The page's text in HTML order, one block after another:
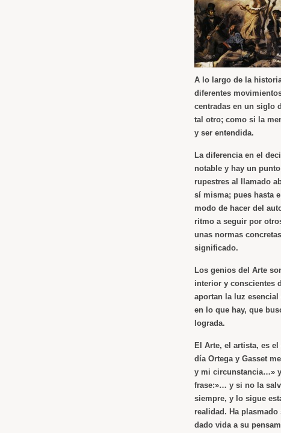
A lo largo de la
diferentes
centradas en un siglo
tal otro; como si la
y ser entendida.
La diferencia en el
notable y hay un
rupestres al llamado
sí misma; pues hasta
modo de hacer del
ritmo a seguir por
unas normas
significado.
Los genios del Arte
interior y conscientes
aportan la luz
en lo que hay, que
lograda.
El Arte, el artista, es
día Ortega y Gasset
y mi circunstancia…»
frase:»… y si no la
siempre, y lo sigue
realidad. Ha
dado vida a su